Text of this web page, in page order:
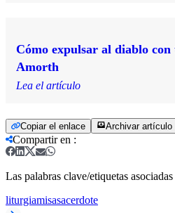
Cómo expulsar al diablo con
Amorth
Lea el artículo
Copiar el enlace Archivar artículo
Compartir en :
Las palabras clave/etiquetas
liturgiamisasacerdote